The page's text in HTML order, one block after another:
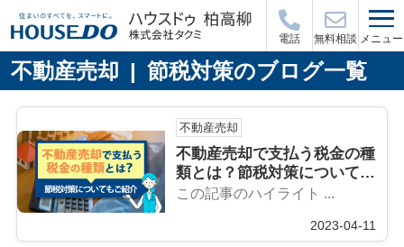
電話 無料相談 メニュー
不動産売却 | 節税対策のブログ一覧
不動産売却
不動産売却で支払う税金の種
類とは？節税対策についても
ご紹介
この記事のハイライト ...
2023-04-11